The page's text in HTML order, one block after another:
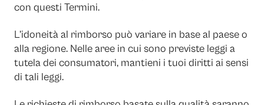
con questi Termini.
L’idoneità al rimborso può variare in base al paese o
alla regione. Nelle aree in cui sono previste leggi a
tutela dei consumatori, mantieni i tuoi diritti ai sensi
di tali leggi.